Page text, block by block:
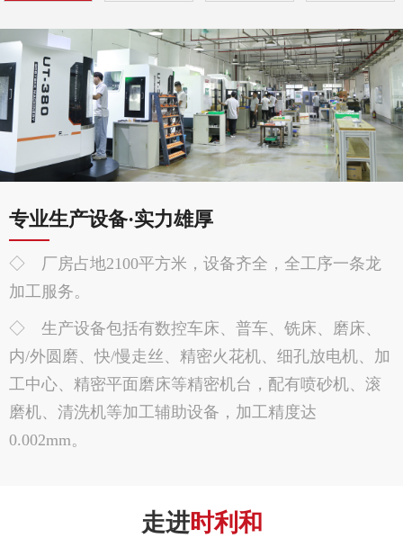
专业生产设备·实力雄厚
◇ 厂房占地2100平方米，设备齐全，全工序一条龙
加工服务。
◇ 生产设备包括有数控车床、普车、铣床、磨床、
内/外圆磨、快/慢走丝、精密火花机、细孔放电机、加
工中心、精密平面磨床等精密机台，配有喷砂机、滚
磨机、清洗机等加工辅助设备，加工精度达
0.002mm。
走进时利和